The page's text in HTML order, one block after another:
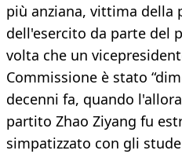
più anziana, vittima della
dell'esercito da parte del
volta che un
Commissione è stato
decenni fa, quando
partito Zhao Ziyang fu
simpatizzato con gli